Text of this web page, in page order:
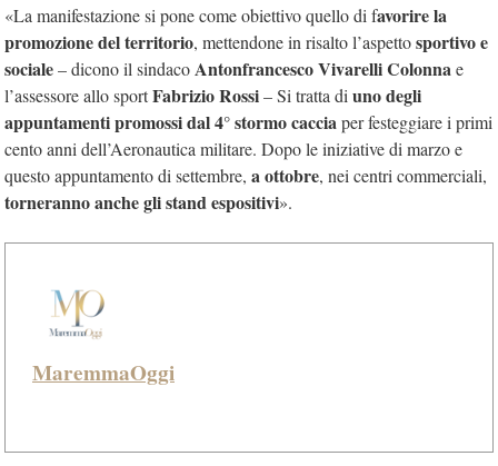
«La manifestazione si pone come obiettivo quello di favorire la
promozione del territorio, mettendone in risalto l’aspettosportivo e
sociale– dicono il sindacoAntonfrancesco Vivarelli Colonnae
l’assessore allo sportFabrizio Rossi– Si tratta di uno degli
appuntamenti promossi dal 4° stormo cacciaper festeggiare i primi
cento anni dell’Aeronautica militare. Dopo le iniziative di marzo e
questo appuntamento di settembre, a ottobre, nei centri commerciali,
torneranno anche gli stand espositivi».
MaremmaOggi